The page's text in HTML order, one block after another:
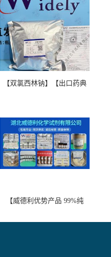
【双氯西林钠】【出口药典
【威德利优势产品 99%纯